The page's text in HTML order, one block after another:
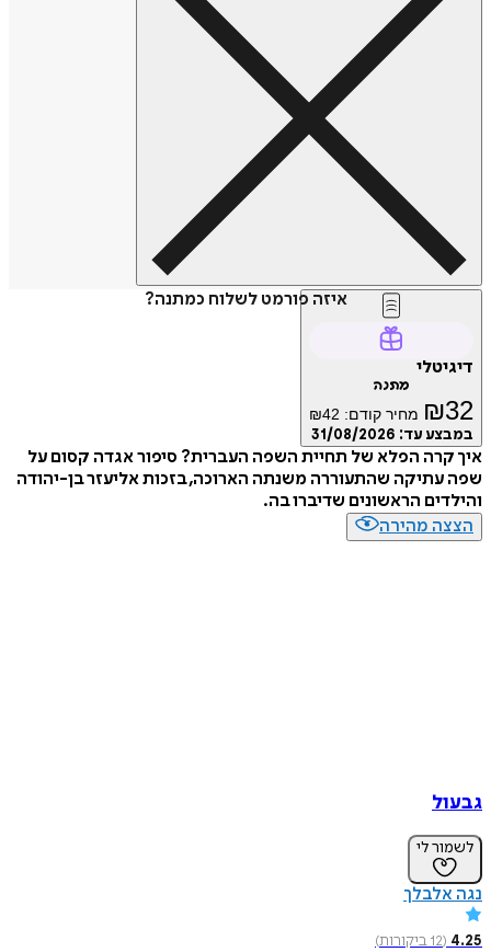
איזה פורמט לשלוח כמתנה?
דיגיטלי
מתנה
₪32 מחיר קודם: ₪42
במבצע עד: 31/08/2026
איך קרה הפלא של תחיית השפה העברית? סיפור אגדה קסום על
שפה עתיקה שהתעוררה משנתה הארוכה, בזכות אליעזר בן-יהודה
והילדים הראשונים שדיברו בה.
הצצה מהירה
גבעול
לשמור לי
נגה אלבלך
4.25
(
12ביקורות)